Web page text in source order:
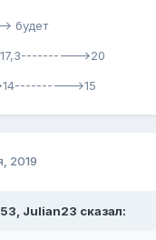
будет
>20
>15
2019
Julian23 сказал: